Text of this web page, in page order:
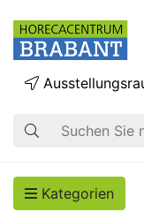
Suche
Kategorien